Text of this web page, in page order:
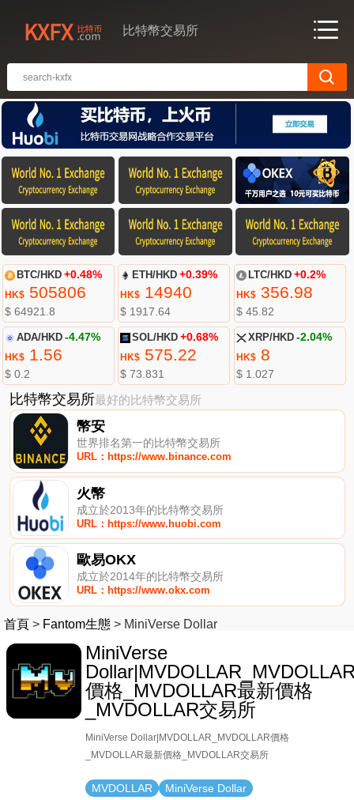
比特幣交易所
BTC/HKD +0.48%
HK$505806
$ 64921.8
ETH/HKD +0.39%
HK$ 14940
$ 1917.64
LTC/HKD +0.2%
HK$356.98
$ 45.82
ADA/HKD -4.47%
HK$1.56
$ 0.2
SOL/HKD +0.68%
HK$ 575.22
$ 73.831
XRP/HKD -2.04%
HK$8
$ 1.027
比特幣交易所最好的比特幣交易所
幣安
世界排名第一的比特幣交易所
URL：https://www.binance.com
火幣
成立於2013年的比特幣交易所
URL：https://www.huobi.com
歐易OKX
成立於2014年的比特幣交易所
URL：https://www.okx.com
首頁 > Fantom生態 > MiniVerse Dollar
MiniVerse
價格_MVDOLLAR最新價格
_MVDOLLAR交易所
MiniVerse Dollar|MVDOLLAR_MVDOLLAR價格
_MVDOLLAR最新價格_MVDOLLAR交易所
MVDOLLAR
MiniVerse Dollar